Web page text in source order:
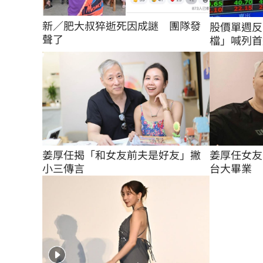
新／肥大叔猝逝死因成謎　團隊發
聲了
股價單週
檔」喊列
姜厚任揭「和女友前夫是好友」撇
小三傳言
姜厚任女
台大畢業